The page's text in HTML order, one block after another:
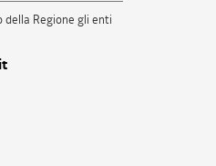
della Regione gli enti